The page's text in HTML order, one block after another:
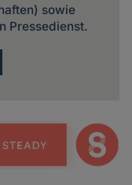
sowie
Pressedienst.